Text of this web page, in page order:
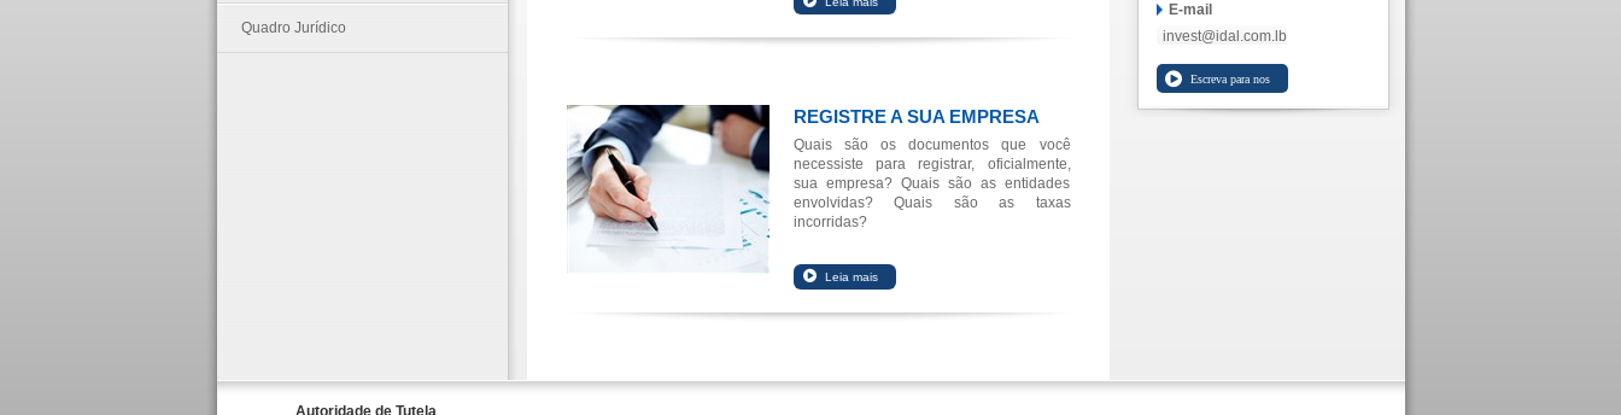
Quadro Jurídico
REGISTRE A SUA EMPRESA
Quais são os documentos que você
necessiste para registrar, oficialmente,
sua empresa? Quais são as entidades
envolvidas? Quais são as taxas
incorridas?
E-mail
invest@idal.com.lb
Autoridade de Tutela